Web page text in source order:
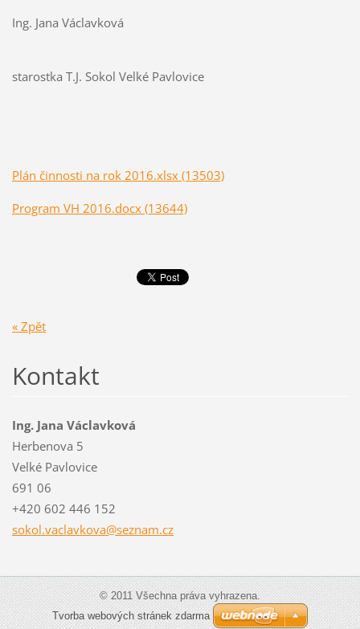
Ing. Jana Václavková
starostka T.J. Sokol Velké Pavlovice
Plán činnosti na rok 2016.xlsx (13503)
Program VH 2016.docx (13644)
« Zpět
Kontakt
Ing. Jana Václavková
Herbenova 5
Velké Pavlovice
691 06
+420 602 446 152
sokol.vaclavkova@seznam.cz
© 2011 Všechna práva vyhrazena.
Tvorba webových stránek zdarma